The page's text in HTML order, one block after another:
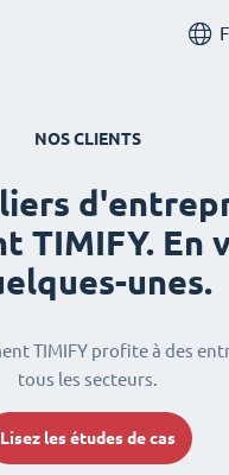
NOS CLIENTS
TIMIFY. En
unes.
TIMIFY profite à des
tous les secteurs.
Lisez les études de cas